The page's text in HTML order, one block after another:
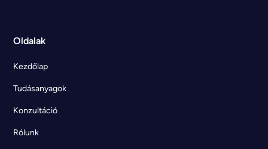
Oldalak
Kezdőlap
Tudásanyagok
Konzultáció
Rólunk